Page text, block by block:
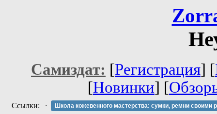
Самиздат: [Регистрация] [
[Новинки] [
Ссылки: Школа кожевенного мастерства: сумки, ремни своими